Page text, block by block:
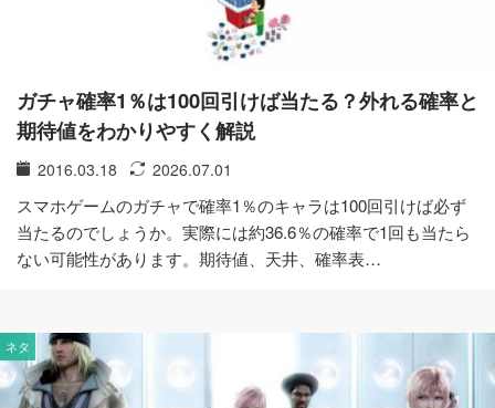
ガチャ確率1％は100回引けば当たる？外れる確率と
期待値をわかりやすく解説
2016.03.18 2026.07.01
スマホゲームのガチャで確率1％のキャラは100回引けば必ず
当たるのでしょうか。実際には約36.6％の確率で1回も当たら
ない可能性があります。期待値、天井、確率表…
ネタ